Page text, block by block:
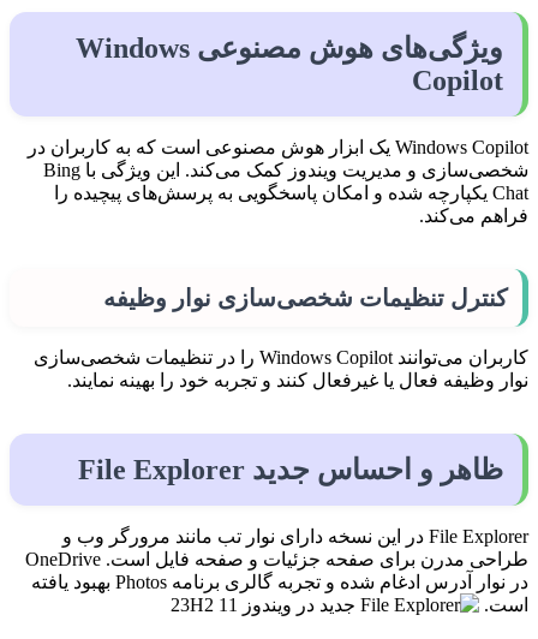
ویژگی‌های هوش مصنوعی Windows
Copilot
Windows Copilot یک ابزار هوش مصنوعی است که به کاربران در
شخصی‌سازی و مدیریت ویندوز کمک می‌کند. این ویژگی با Bing
Chat یکپارچه شده و امکان پاسخگویی به پرسش‌های پیچیده را
فراهم می‌کند.
کنترل تنظیمات شخصی‌سازی نوار وظیفه
کاربران می‌توانند Windows Copilot را در تنظیمات شخصی‌سازی
نوار وظیفه فعال یا غیرفعال کنند و تجربه خود را بهینه نمایند.
ظاهر و احساس جدید File Explorer
File Explorer در این نسخه دارای نوار تب مانند مرورگر وب و
طراحی مدرن برای صفحه جزئیات و صفحه فایل است. OneDrive
در نوار آدرس ادغام شده و تجربه گالری برنامه Photos بهبود یافته
است.